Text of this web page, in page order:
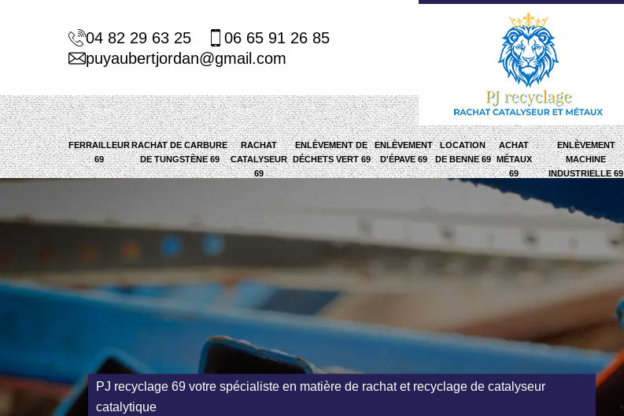
04 82 29 63 25
06 65 91 26 85
puyaubertjordan@gmail.com
FERRAILLEUR
69
RACHAT DE CARBURE
DE TUNGSTÈNE 69
RACHAT
CATALYSEUR
69
ENLÈVEMENT DE
DÉCHETS VERT 69
ENLÈVEMENT
D'ÉPAVE 69
LOCATION
DE BENNE 69
ACHAT
MÉTAUX
69
ENLÈVEMENT
MACHINE
INDUSTRIELLE 69
PJ recyclage 69 votre spécialiste en matière de rachat et recyclage de catalyseur
catalytique